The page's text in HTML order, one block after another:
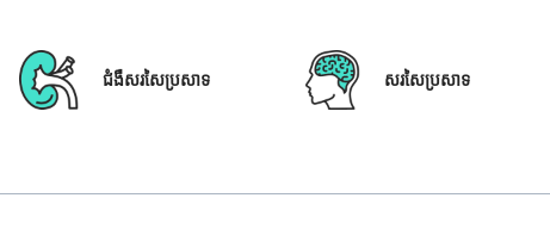
ជំងឺសរសៃប្រសាទ សរសៃប្រសាទ